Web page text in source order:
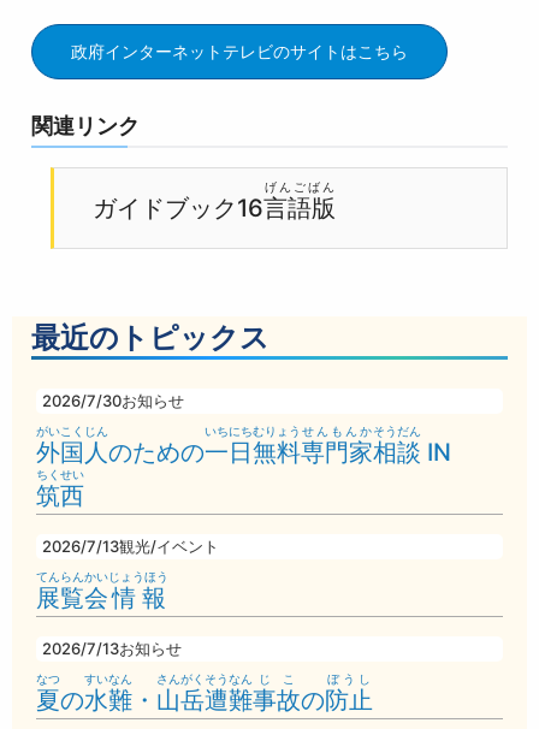
政府インターネットテレビのサイトはこちら
関連リンク
ガイドブック16言語版
げんごばん
最近のトピックス
2026/7/30お知らせ
外国人
がいこくじん
のための一日
いちにち
無料
むりょう
専門家
せんもんか
相談
そうだん
IN
筑西
ちくせい
2026/7/13観光/イベント
展覧会
てんらんかい
情報
じょうほう
2026/7/13お知らせ
夏
なつ
の水難
すいなん
・ 山岳
さんがく
遭難
そうなん
事故
じこ
の防止
ぼうし